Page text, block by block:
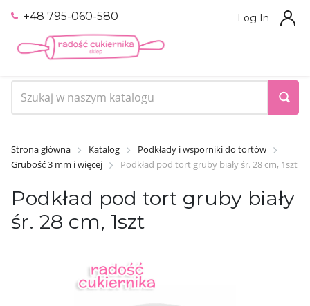
+48 795-060-580 Log In
Strona główna Katalog
Podkłady i wsporniki do tortów
Grubość 3 mm i więcej
Podkład pod tort gruby biały śr. 28 cm, 1szt
Podkład pod tort gruby biały
śr. 28 cm, 1szt